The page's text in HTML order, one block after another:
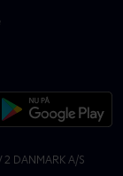
2 DANMARK A/S